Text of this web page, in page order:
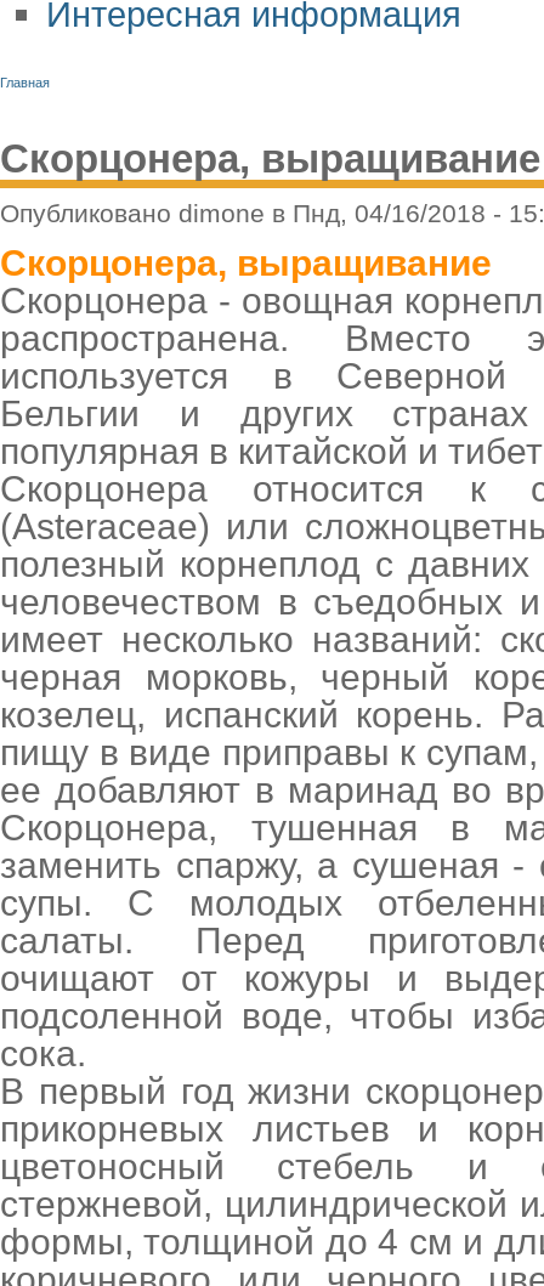
Интересная информация
Главная
Скорцонера, выращивание
Опубликовано dimone в Пнд, 04/16/2018 -
Скорцонера, выращивание
Скорцонера - овощная
распространена.
используется в
Бельгии и других
популярная в китайской и
Скорцонера относится к
(Asteraceae) или
полезный корнеплод с давних
человечеством в съедобных
имеет несколько названий:
черная морковь, черный
козелец, испанский корень.
пищу в виде приправы к супам,
ее добавляют в маринад во
Скорцонера, тушенная в
заменить спаржу, а сушеная -
супы. С молодых
салаты. Перед
очищают от кожуры и
подсоленной воде, чтобы
сока.
В первый год жизни
прикорневых листьев и
цветоносный стебель и
стержневой, цилиндрической
формы, толщиной до 4 см и